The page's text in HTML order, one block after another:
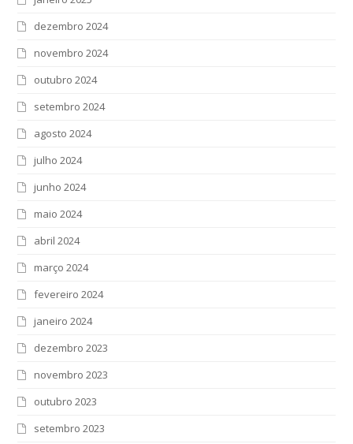
dezembro 2024
novembro 2024
outubro 2024
setembro 2024
agosto 2024
julho 2024
junho 2024
maio 2024
abril 2024
março 2024
fevereiro 2024
janeiro 2024
dezembro 2023
novembro 2023
outubro 2023
setembro 2023